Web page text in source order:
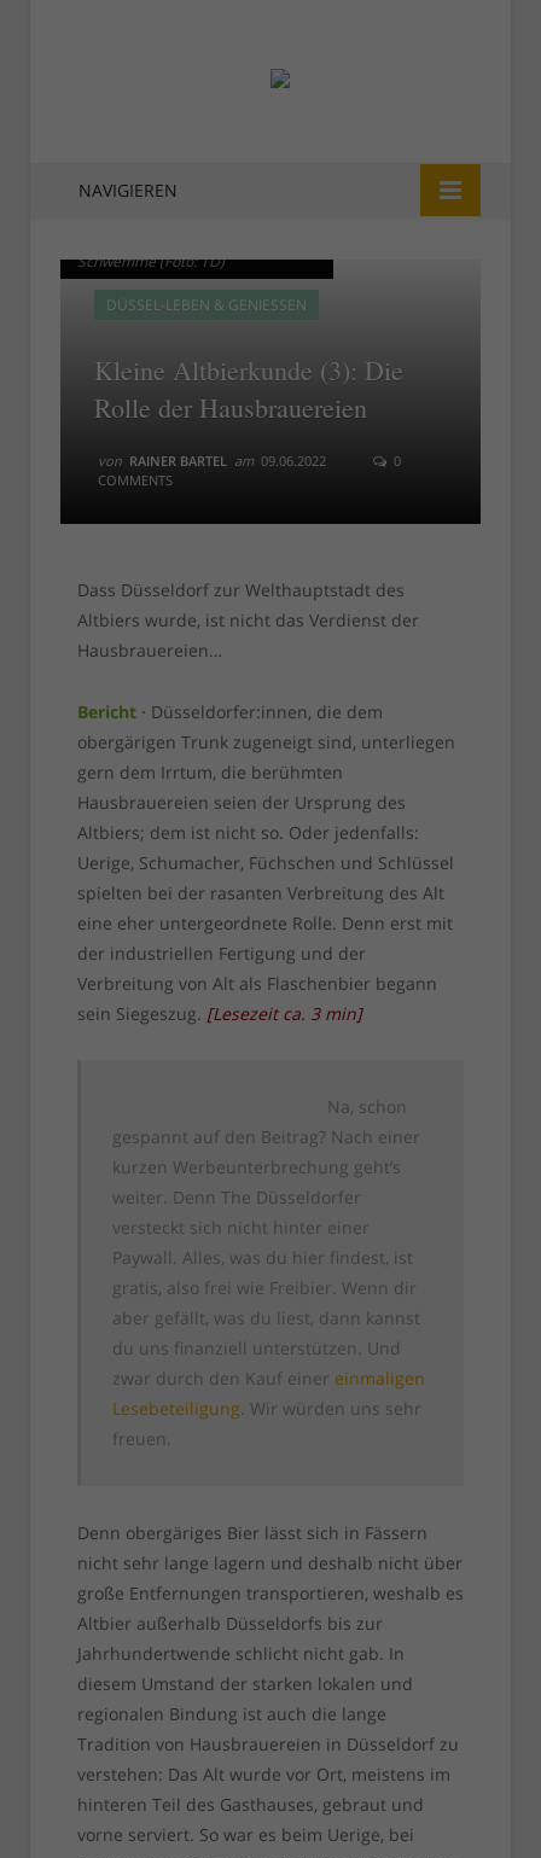
NAVIGIEREN
Schwemme (Foto: TD)
DÜSSEL-LEBEN & GENIESSEN
Kleine Altbierkunde (3): Die
Rolle der Hausbrauereien
von RAINER BARTEL am 09.06.2022
0
COMMENTS
Schwemme (Foto: TD)
Dass Düsseldorf zur Welthauptstadt des
Altbiers wurde, ist nicht das Verdienst der
Hausbrauereien…
Bericht · Düsseldorfer:innen, die dem
obergärigen Trunk zugeneigt sind, unterliegen
gern dem Irrtum, die berühmten
Hausbrauereien seien der Ursprung des
Altbiers; dem ist nicht so. Oder jedenfalls:
Uerige, Schumacher, Füchschen und Schlüssel
spielten bei der rasanten Verbreitung des Alt
eine eher untergeordnete Rolle. Denn erst mit
der industriellen Fertigung und der
Verbreitung von Alt als Flaschenbier begann
sein Siegeszug. [Lesezeit ca. 3 min]
Na, schon
gespannt auf den Beitrag? Nach einer
kurzen Werbeunterbrechung geht’s
weiter. Denn The Düsseldorfer
versteckt sich nicht hinter einer
Paywall. Alles, was du hier findest, ist
gratis, also frei wie Freibier. Wenn dir
aber gefällt, was du liest, dann kannst
du uns finanziell unterstützen. Und
zwar durch den Kauf einer einmaligen
Lesebeteiligung. Wir würden uns sehr
freuen.
Denn obergäriges Bier lässt sich in Fässern
nicht sehr lange lagern und deshalb nicht über
große Entfernungen transportieren, weshalb es
Altbier außerhalb Düsseldorfs bis zur
Jahrhundertwende schlicht nicht gab. In
diesem Umstand der starken lokalen und
regionalen Bindung ist auch die lange
Tradition von Hausbrauereien in Düsseldorf zu
verstehen: Das Alt wurde vor Ort, meistens im
hinteren Teil des Gasthauses, gebraut und
vorne serviert. So war es beim Uerige, bei